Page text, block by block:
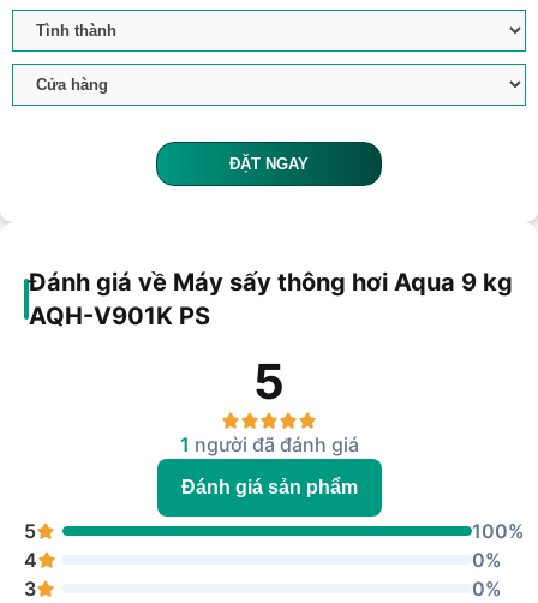
ĐẶT NGAY
Đánh giá về Máy sấy thông hơi Aqua 9 kg
AQH-V901K PS
5
1 người đã đánh giá
Đánh giá sản phẩm
5
100%
4
0%
3
0%